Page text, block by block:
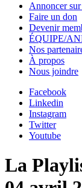
Annoncer
Faire un don
Devenir
ÉQUIPE/
Nos
À propos
Nous joindre
Facebook
Linkedin
Instagram
Twitter
Youtube
La